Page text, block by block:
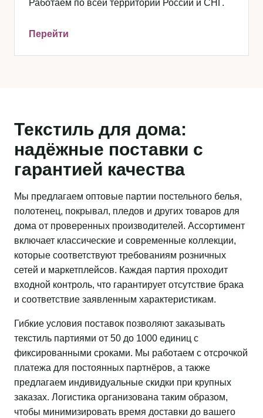
Работаем по всей территории России и СНГ.
Перейти
Текстиль для дома:
надёжные поставки с
гарантией качества
Мы предлагаем оптовые партии постельного белья,
полотенец, покрывал, пледов и других товаров для
дома от проверенных производителей. Ассортимент
включает классические и современные коллекции,
которые соответствуют требованиям розничных
сетей и маркетплейсов. Каждая партия проходит
входной контроль, что гарантирует отсутствие брака
и соответствие заявленным характеристикам.
Гибкие условия поставок позволяют заказывать
текстиль партиями от 50 до 1000 единиц с
фиксированными сроками. Мы работаем с отсрочкой
платежа для постоянных партнёров, а также
предлагаем индивидуальные скидки при крупных
заказах. Логистика организована таким образом,
чтобы минимизировать время доставки до вашего